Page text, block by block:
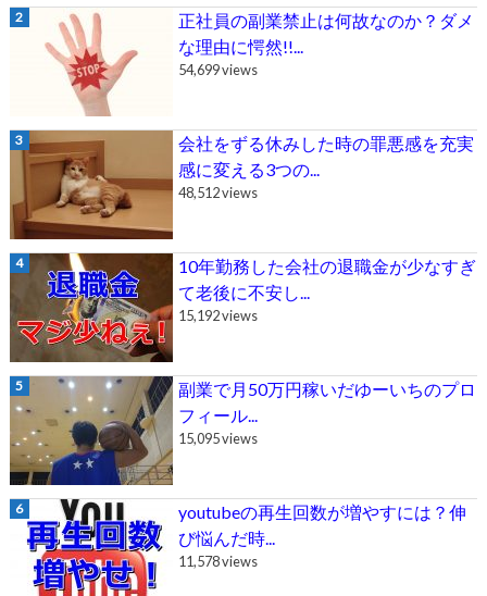
正社員の副業禁止は何故なのか？ダメ
な理由に愕然!!...
54,699 views
会社をずる休みした時の罪悪感を充実
感に変える3つの...
48,512 views
10年勤務した会社の退職金が少なすぎ
て老後に不安し...
15,192 views
副業で月50万円稼いだゆーいちのプロ
フィール...
15,095 views
youtubeの再生回数が増やすには？伸
び悩んだ時...
11,578 views